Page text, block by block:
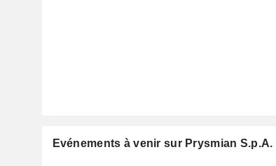
Evénements à venir sur Prysmian S.p.A.